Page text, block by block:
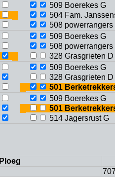
509 Boerekes G
504 Fam.
508 powerrangers
509 Boerekes G
508 powerrangers
328 Grasgrieten D
509 Boerekes G
328 Grasgrieten D
501
509 Boerekes G
501
514 Jagersrust G
Ploeg